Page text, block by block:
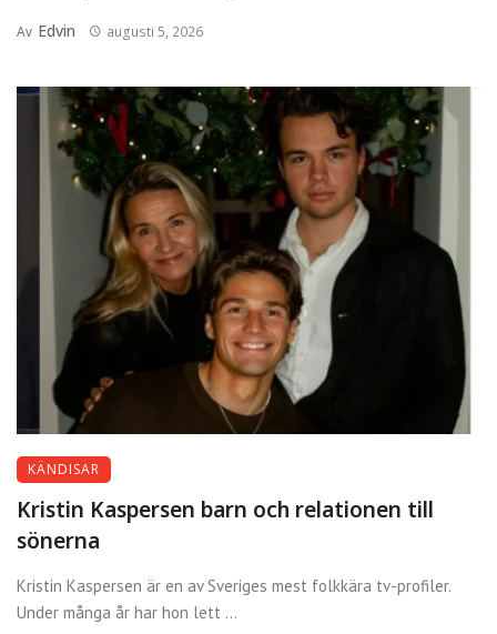
Av Edvin augusti 5, 2026
KÄNDISAR
Kristin Kaspersen barn och relationen till
sönerna
Kristin Kaspersen är en av Sveriges mest folkkära tv-profiler.
Under många år har hon lett ...